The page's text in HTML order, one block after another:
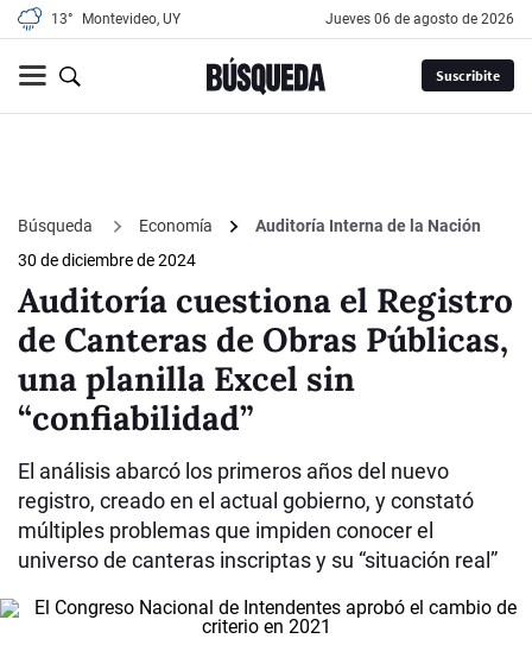
13° Montevideo, UY jueves 06 de agosto de 2026
Suscribite
Búsqueda Economía
Auditoría Interna de la Nación
30 de diciembre de 2024
Auditoría cuestiona el Registro
de Canteras de Obras Públicas,
una planilla Excel sin
“confiabilidad”
El análisis abarcó los primeros años del nuevo
registro, creado en el actual gobierno, y constató
múltiples problemas que impiden conocer el
universo de canteras inscriptas y su “situación real”